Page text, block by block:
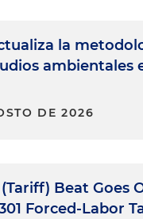
la
ambientales
DE 2026
Beat Goes
Forced-Labor